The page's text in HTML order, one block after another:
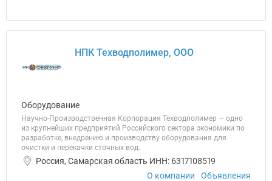
НПК Техводполимер, ООО
Оборудование
Научно-Производственная Корпорация Техводполимер — одно
из крупнейших предприятий Российского сектора экономики по
разработке, внедрению и производству оборудования для
очистки и перекачки сточных вод.
Россия, Самарская область ИНН: 6317108519
О компании
Объявления